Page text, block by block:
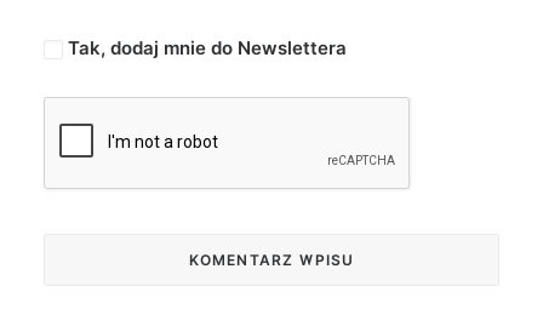
Tak, dodaj mnie do Newslettera